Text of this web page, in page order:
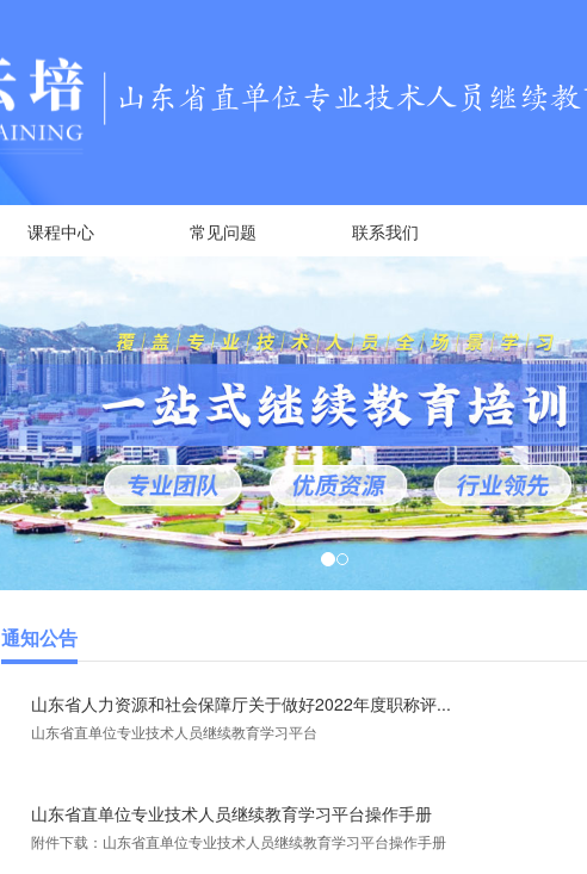
课程中心 常见问题 联系我们
通知公告
山东省人力资源和社会保障厅关于做好2022年度职称评...
山东省直单位专业技术人员继续教育学习平台
山东省直单位专业技术人员继续教育学习平台操作手册
附件下载：山东省直单位专业技术人员继续教育学习平台操作手册